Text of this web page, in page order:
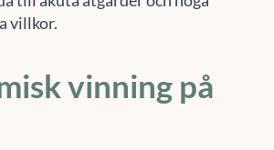
villkor.
vinning på